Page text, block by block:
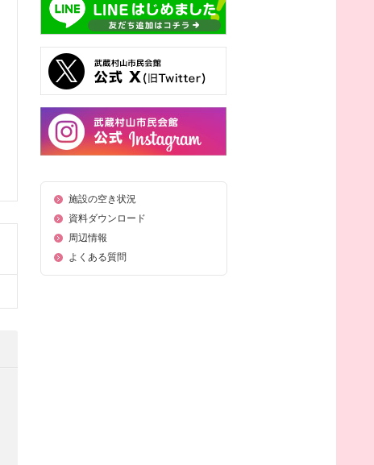
施設の空き状況
資料ダウンロード
周辺情報
よくある質問